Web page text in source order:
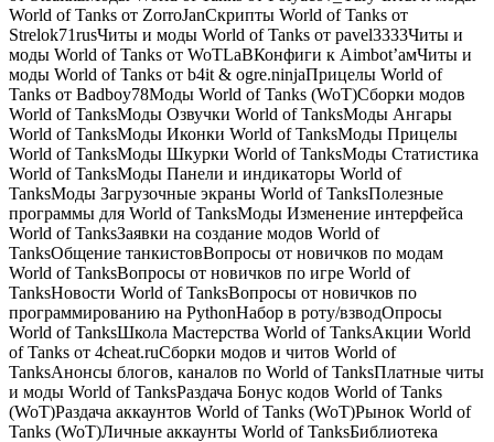
World of Tanks от ZorroJanCкрипты World of Tanks от
Strelok71rusЧиты и моды World of Tanks от pavel3333Читы и
моды World of Tanks от WoTLaBКонфиги к Aimbot’амЧиты и
моды World of Tanks от b4it & ogre.ninjaПрицелы World of
Tanks от Badboy78Моды World of Tanks (WoT)Сборки модов
World of TanksМоды Озвучки World of TanksМоды Ангары
World of TanksМоды Иконки World of TanksМоды Прицелы
World of TanksМоды Шкурки World of TanksМоды Статистика
World of TanksМоды Панели и индикаторы World of
TanksМоды Загрузочные экраны World of TanksПолезные
программы для World of TanksМоды Изменение интерфейса
World of TanksЗаявки на создание модов World of
TanksОбщение танкистовВопросы от новичков по модам
World of TanksВопросы от новичков по игре World of
TanksНовости World of TanksВопросы от новичков по
программированию на PythonНабор в роту/взводОпросы
World of TanksШкола Мастерства World of TanksАкции World
of Tanks от 4cheat.ruСборки модов и читов World of
TanksАнонсы блогов, каналов по World of TanksПлатные читы
и моды World of TanksРаздача Бонус кодов World of Tanks
(WoT)Раздача аккаунтов World of Tanks (WoT)Рынок World of
Tanks (WoT)Личные аккаунты World of TanksБиблиотека